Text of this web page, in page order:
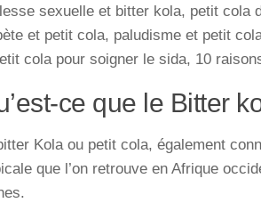
sexuelle et bitter kola, petit cola
et petit cola, paludisme et petit
cola pour soigner le sida, 10
ce que le Bitter
Kola ou petit cola, également
que l’on retrouve en Afrique